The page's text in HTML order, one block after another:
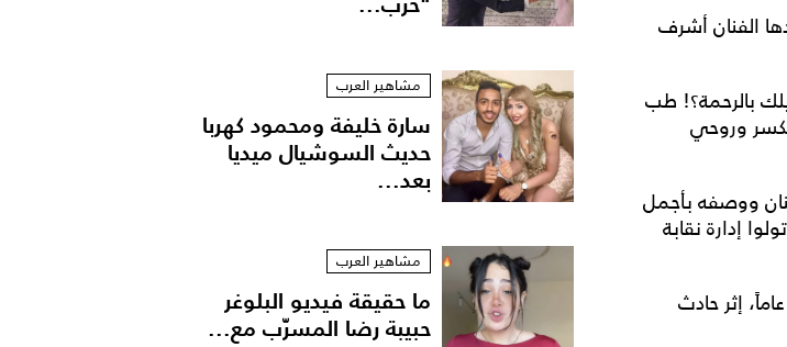
الفنان أشرف
بالرحمة؟! طب
وروحي
ووصفه بأجمل
إدارة نقابة
ورحل الفنان أشرف عبد الغفور عن عالمنا مساء الأحد الماضي عن عمر ناهز 81 عاماً، إثر حادث
مشاهير العرب
سارة خليفة ومحمود كهربا
حديث السوشيال ميديا
بعد...
مشاهير العرب
ما حقيقة فيديو البلوغر
حبيبة رضا المسرّب مع...